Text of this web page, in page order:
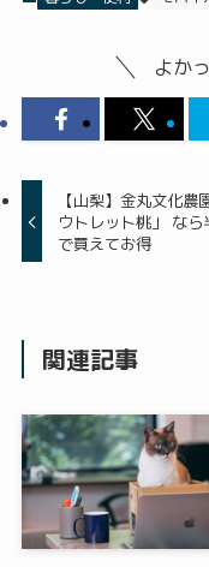
よか
【山梨】金丸文化農
ウトレット桃」 なら
で買えてお得
関連記事